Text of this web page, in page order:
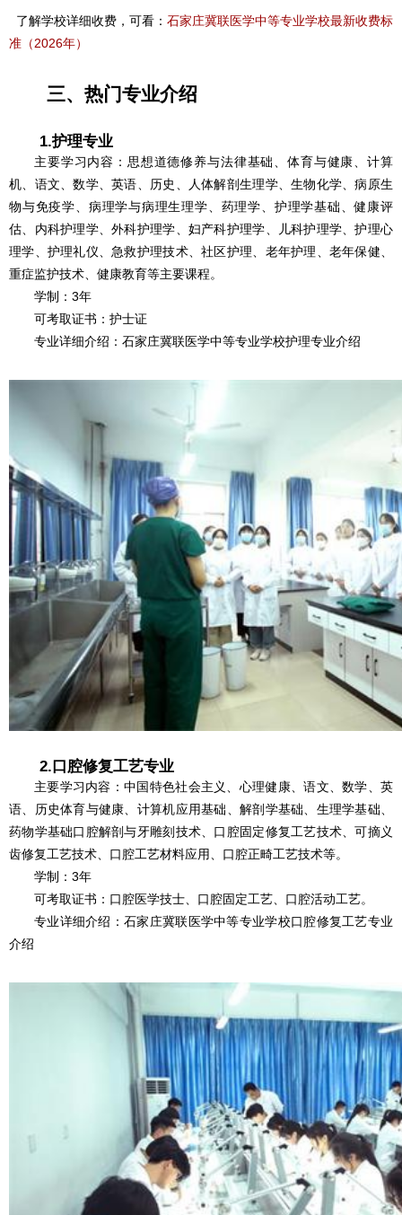
了解学校详细收费，可看： 石家庄冀联医学中等专业学校最新收费标
准（2026年）
三、热门专业介绍
1.护理专业
主要学习内容：思想道德修养与法律基础、体育与健康、计算
机、语文、数学、英语、历史、人体解剖生理学、生物化学、病原生
物与免疫学、病理学与病理生理学、药理学、护理学基础、健康评
估、内科护理学、外科护理学、妇产科护理学、儿科护理学、护理心
理学、护理礼仪、急救护理技术、社区护理、老年护理、老年保健、
重症监护技术、健康教育等主要课程。
学制：3年
可考取证书：护士证
专业详细介绍：石家庄冀联医学中等专业学校护理专业介绍
2.口腔修复工艺专业
主要学习内容：中国特色社会主义、心理健康、语文、数学、英
语、历史体育与健康、计算机应用基础、解剖学基础、生理学基础、
药物学基础口腔解剖与牙雕刻技术、口腔固定修复工艺技术、可摘义
齿修复工艺技术、口腔工艺材料应用、口腔正畸工艺技术等。
学制：3年
可考取证书：口腔医学技士、口腔固定工艺、口腔活动工艺。
专业详细介绍：石家庄冀联医学中等专业学校口腔修复工艺专业
介绍